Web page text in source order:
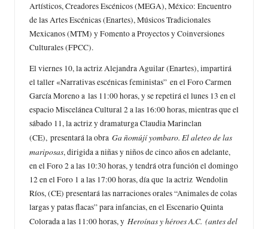
Artísticos, Creadores Escénicos (MEGA), México: Encuentro
de las Artes Escénicas (Enartes), Músicos Tradicionales
Mexicanos (MTM) y Fomento a Proyectos y Coinversiones
Culturales (FPCC).
El viernes 10, la actriz Alejandra Aguilar (Enartes), impartirá
el taller «Narrativas escénicas feministas” en el Foro Carmen
García Moreno a las 11:00 horas, y se repetirá el lunes 13 en el
espacio Miscelánea Cultural 2 a las 16:00 horas, mientras que el
sábado 11, la actriz y dramaturga Claudia Marinclan
(CE), presentará la obra Ga ñomújí yombaro. El aleteo de las
mariposas, dirigida a niñas y niños de cinco años en adelante,
en el Foro 2 a las 10:30 horas, y tendrá otra función el domingo
12 en el Foro 1 a las 17:00 horas, día que la actriz Wendolin
Ríos, (CE) presentará las narraciones orales “Animales de colas
largas y patas flacas” para infancias, en el Escenario Quinta
Colorada a las 11:00 horas, y Heroínas y héroes A.C. (antes del